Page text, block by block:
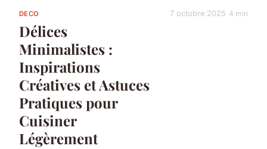
DECO
Délices
Minimalistes :
Inspirations
Créatives et Astuces
Pratiques pour
Cuisiner
Légèrement
7 octobre 2025 4 min